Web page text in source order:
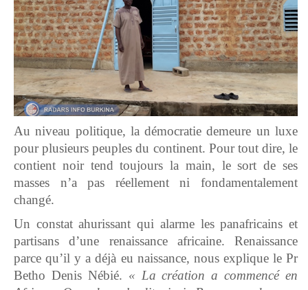
Au niveau politique, la démocratie demeure un luxe
pour plusieurs peuples du continent. Pour tout dire, le
contient noir tend toujours la main, le sort de ses
masses n’a pas réellement ni fondamentalement
changé.
Un constat ahurissant qui alarme les panafricains et
partisans d’une renaissance africaine. Renaissance
parce qu’il y a déjà eu naissance, nous explique le Pr
Betho Denis Nébié. « La création a commencé en